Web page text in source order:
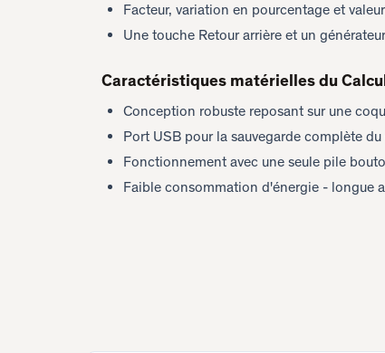
Facteur, variation en pourcentage et
Une touche Retour arrière et un
Caractéristiques matérielles du
Conception robuste reposant sur une
Port USB pour la sauvegarde complète
Fonctionnement avec une seule pile
Faible consommation d'énergie - longue